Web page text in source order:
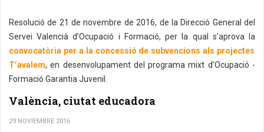
Resolució de 21 de novembre de 2016, de la Direcció General del
Servei Valencià d’Ocupació i Formació, per la qual s’aprova la
convocatòria per a la concessió de subvencions als projectes
T’avalem, en desenvolupament del programa mixt d’Ocupació -
Formació Garantia Juvenil.
València, ciutat educadora
29 NOVIEMBRE 2016